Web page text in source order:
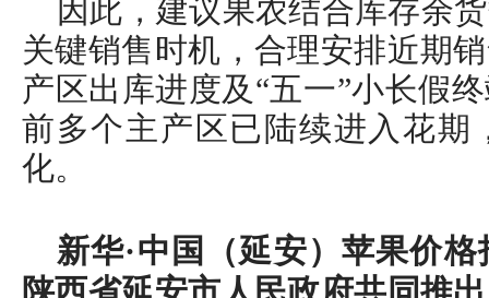
因此，建议果农结合库存余
关键销售时机，合理安排近期
产区出库进度及“五一”小长假
前多个主产区已陆续进入花期
化。
新华·中国（延安）苹果价